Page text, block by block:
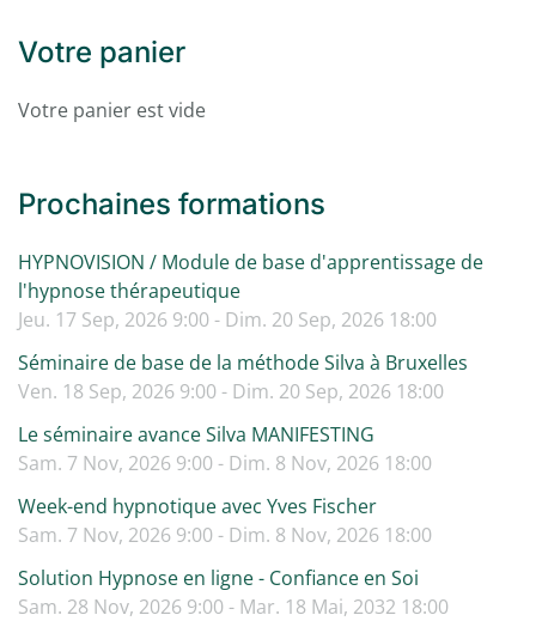
Votre panier
Votre panier est vide
Prochaines formations
HYPNOVISION / Module de base d'apprentissage de
l'hypnose thérapeutique
Jeu. 17 Sep, 2026 9:00 - Dim. 20 Sep, 2026 18:00
Séminaire de base de la méthode Silva à Bruxelles
Ven. 18 Sep, 2026 9:00 - Dim. 20 Sep, 2026 18:00
Le séminaire avance Silva MANIFESTING
Sam. 7 Nov, 2026 9:00 - Dim. 8 Nov, 2026 18:00
Week-end hypnotique avec Yves Fischer
Sam. 7 Nov, 2026 9:00 - Dim. 8 Nov, 2026 18:00
Solution Hypnose en ligne - Confiance en Soi
Sam. 28 Nov, 2026 9:00 - Mar. 18 Mai, 2032 18:00